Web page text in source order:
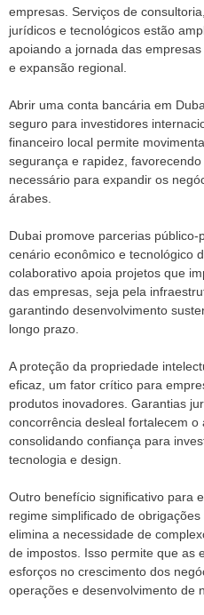
empresas. Serviços de
jurídicos e tecnológicos estão
apoiando a jornada das
e expansão regional.
Abrir uma conta bancária em
seguro para investidores
financeiro local permite
segurança e rapidez,
necessário para expandir os
árabes.
Dubai promove parcerias
cenário econômico e tecnológico
colaborativo apoia projetos que
das empresas, seja pela
garantindo desenvolvimento
longo prazo.
A proteção da propriedade
eficaz, um fator crítico para
produtos inovadores. Garantias
concorrência desleal fortalecem o
consolidando confiança para
tecnologia e design.
Outro benefício significativo para
regime simplificado de
elimina a necessidade de
de impostos. Isso permite que as
esforços no crescimento dos
operações e desenvolvimento de